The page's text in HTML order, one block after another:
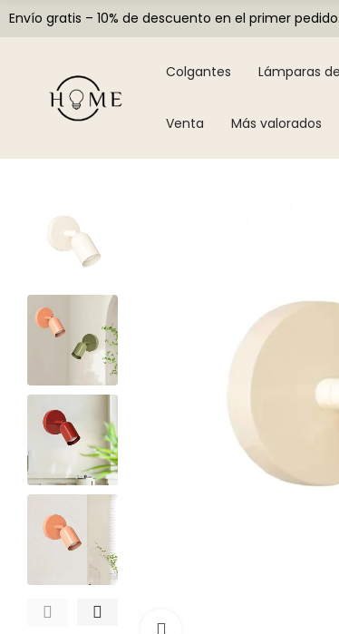
Envío gratis – 10% de descuento en el primer pedido.
Colgantes Lámparas
Venta Más valorados